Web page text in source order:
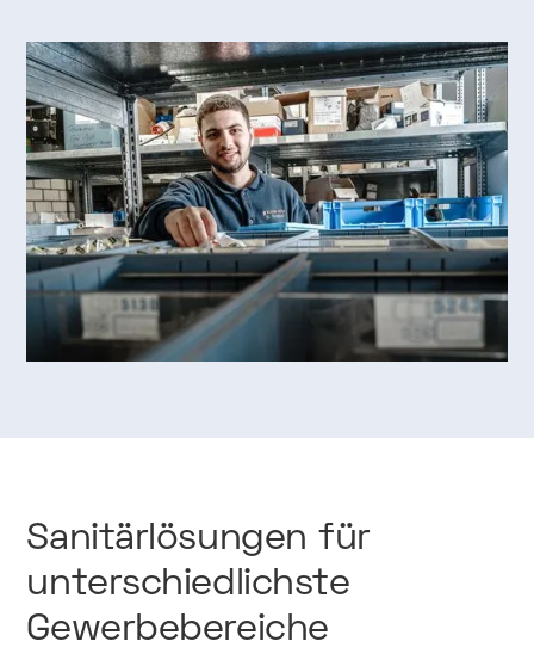
Sanitärlösungen für
unterschiedlichste
Gewerbebereiche